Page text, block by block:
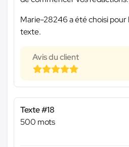
Marie-28246 a été choisi pour
texte.
Avis du client
Texte #18
500 mots